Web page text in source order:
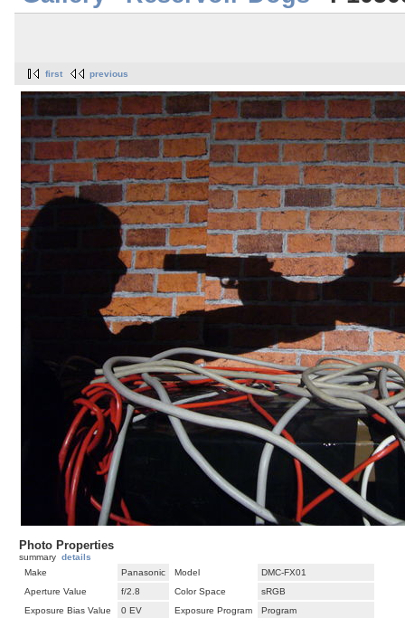
first previous
Photo Properties
summary details
Make
Panasonic Model
DMC-FX01
Aperture Value
f/2.8 Color Space
sRGB
Exposure Bias Value
0 EV Exposure Program
Program